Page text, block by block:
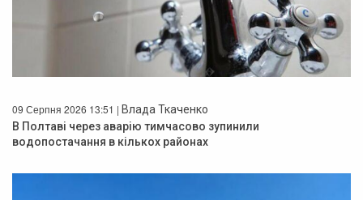
09 Серпня 2026 13:51 | Влада Ткаченко
В Полтаві через аварію тимчасово зупинили
водопостачання в кількох районах